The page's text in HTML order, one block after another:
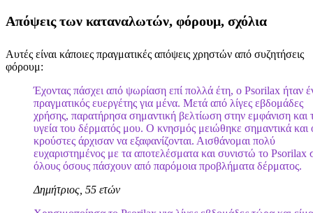
Απόψεις των καταναλωτών, φόρουμ, σχόλια
Αυτές είναι κάποιες πραγματικές απόψεις χρηστών από συζητήσεις
φόρουμ:
Έχοντας πάσχει από ψωρίαση επί πολλά έτη, ο Psorilax ήταν
πραγματικός ευεργέτης για μένα. Μετά από λίγες εβδομάδες
χρήσης, παρατήρησα σημαντική βελτίωση στην εμφάνιση και
υγεία του δέρματός μου. Ο κνησμός μειώθηκε σημαντικά και
κρούστες άρχισαν να εξαφανίζονται. Αισθάνομαι πολύ
ευχαριστημένος με τα αποτελέσματα και συνιστώ το Psorilax
όλους όσους πάσχουν από παρόμοια προβλήματα δέρματος.
Δημήτριος, 55 ετών